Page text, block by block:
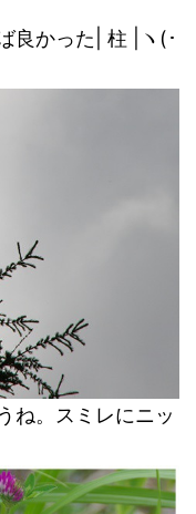
良かった| 柱 |ヽ(･
ね。スミレにニッ